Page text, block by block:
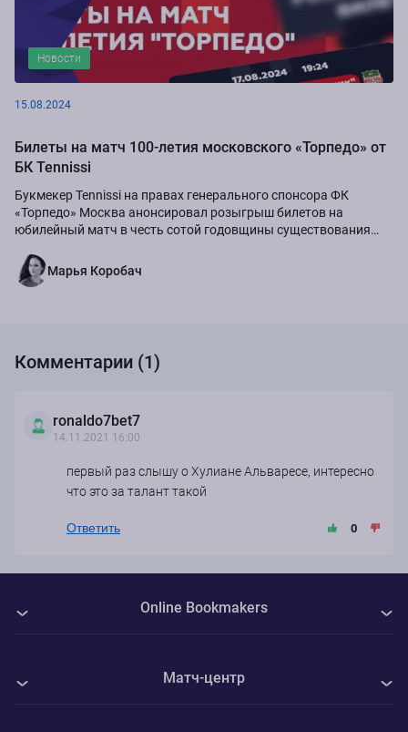
Новости
15.08.2024
Билеты на матч 100-летия московского «Торпедо» от
БК Tennissi
Букмекер Tennissi на правах генерального спонсора ФК
«Торпедо» Москва анонсировал розыгрыш билетов на
юбилейный матч в честь сотой годовщины существования
Марья Коробач
Комментарии (1)
ronaldo7bet7
14.11.2021 16:00
первый раз слышу о Хулиане Альваресе, интересно
что это за талант такой
Ответить 0
Матч-центр
Online Bookmakers